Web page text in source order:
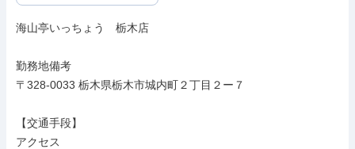
海山亭いっちょう　栃木店
勤務地備考
〒328-0033 栃木県栃木市城内町２丁目２ー７
【交通手段】
アクセス